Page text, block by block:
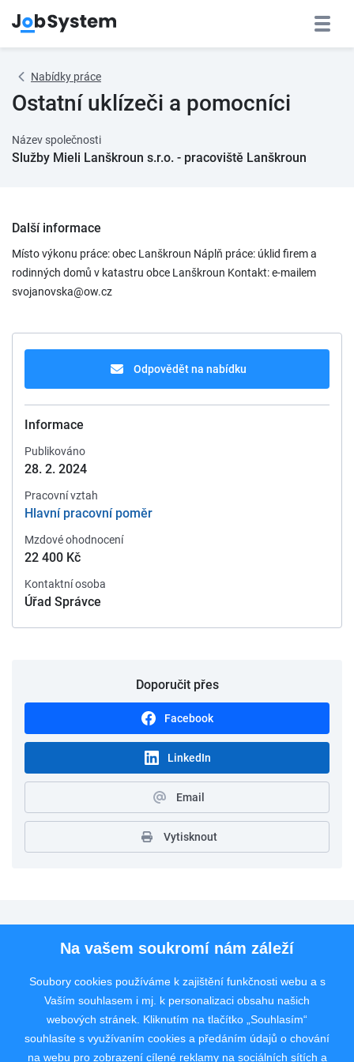
Nabídky práce
Ostatní uklízeči a pomocníci
Název společnosti
Služby Mieli Lanškroun s.r.o. - pracoviště Lanškroun
Další informace
Místo výkonu práce: obec Lanškroun Náplň práce: úklid firem a
rodinných domů v katastru obce Lanškroun Kontakt: e-mailem
svojanovska@ow.cz
Odpovědět na nabídku
Informace
Publikováno
28. 2. 2024
Pracovní vztah
Hlavní pracovní poměr
Mzdové ohodnocení
22 400 Kč
Kontaktní osoba
Úřad Správce
Doporučit přes
Facebook
LinkedIn
Email
Vytisknout
Pro uchazeče
Rychlý kontakt
Na vašem soukromí nám záleží
Soubory cookies používáme k zajištění funkčnosti webu a s
Vaším souhlasem i mj. k personalizaci obsahu našich
webových stránek. Kliknutím na tlačítko „Souhlasím“
souhlasíte s využívaním cookies a předáním údajů o chování
na webu pro zobrazení cílené reklamy na sociálních sítích a